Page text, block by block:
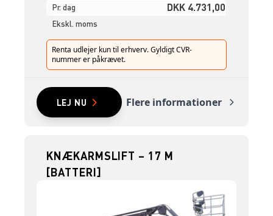
Pr. dag DKK 4.731,00
Ekskl. moms
Renta udlejer kun til erhverv. Gyldigt CVR-
nummer er påkrævet.
LEJ NU Flere informationer
KNÆKARMSLIFT – 17 M
[BATTERI]